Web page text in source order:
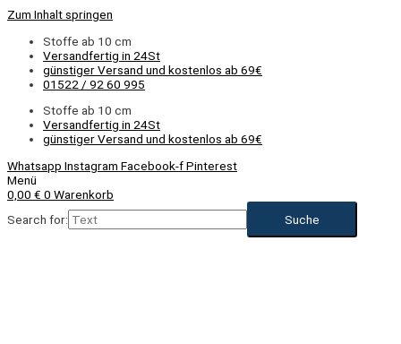
Zum Inhalt springen
Stoffe ab 10 cm
Versandfertig in 24St
günstiger Versand und kostenlos ab 69€
01522 / 92 60 995
Stoffe ab 10 cm
Versandfertig in 24St
günstiger Versand und kostenlos ab 69€
Whatsapp Instagram Facebook-fPinterest
Menü
0,00 € 0 Warenkorb
Search for: